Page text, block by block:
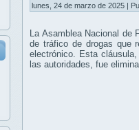
lunes, 24 de marzo de 2025 |
La Asamblea Nacional
de tráfico de drogas que
electrónico. Esta
las autoridades, fue